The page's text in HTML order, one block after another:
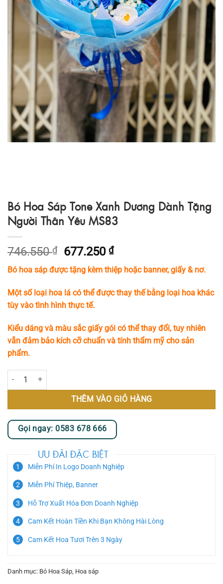
Bó Hoa Sáp Tone Xanh Dương Dành Tặng
Người Thân Yêu MS83
746.550₫
Giá
gốc
là:
746.550 ₫.
677.250₫Giá
hiện
tại
là:
677.250 ₫.
Bó hoa sáp được tặng kèm thiệp hoặc banner, giấy & nơ.
Một số loại hoa lá có thể được thay thế bằng loại hoa khác
tùy vào tình hình thực tế.
Kiểu dáng và màu sắc giấy gói có thể thay đổi, tuy nhiên
vẫn đảm bảo kích cỡ chuẩn và tính thẩm mỹ cho sản
phẩm.
Bó Hoa Sáp Tone Xanh Dương Dành Tặng Người Thân Yêu MS83 số
THÊM VÀO GIỎ HÀNG
Gọi ngay: 0583 678 666
ƯU ĐÃI ĐẶC BIỆT
Miễn Phí In Logo Doanh Nghiệp
Miễn Phí Thiệp, Banner
Hỗ Trợ Xuất Hóa Đơn Doanh Nghiệp
Cam Kết Hoàn Tiền Khi Bạn Không Hài Lòng
Cam Kết Hoa Tươi Trên 3 Ngày
Danh mục: Bó Hoa Sáp, Hoa sáp